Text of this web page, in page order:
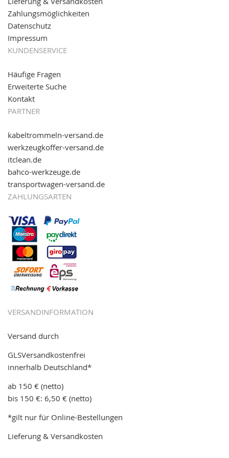
reinschauen...
Zahlungsmöglichkeiten
Datenschutz
Impressum
KUNDENSERVICE
Häufige Fragen
Erweiterte Suche
Kontakt
PARTNER
kabeltrommeln-versand.de
werkzeugkoffer-versand.de
itclean.de
bahco-werkzeuge.de
transportwagen-versand.de
ZAHLUNGSARTEN
VERSANDINFORMATION
Versand durch
GLSVersandkostenfrei
innerhalb Deutschland*
ab 150 € (netto)
bis 150 €: 6,50 € (netto)
*gilt nur für Online-Bestellungen
Lieferung & Versandkosten